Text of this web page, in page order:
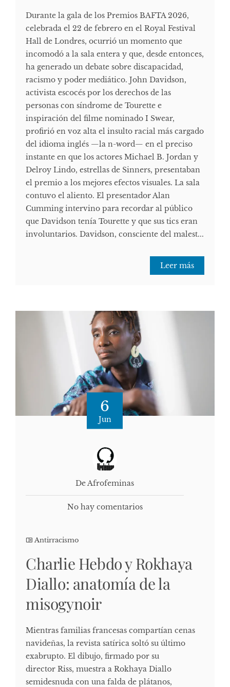
Durante la gala de los Premios BAFTA 2026,
celebrada el 22 de febrero en el Royal Festival
Hall de Londres, ocurrió un momento que
incomodó a la sala entera y que, desde entonces,
ha generado un debate sobre discapacidad,
racismo y poder mediático. John Davidson,
activista escocés por los derechos de las
personas con síndrome de Tourette e
inspiración del filme nominado I Swear,
profirió en voz alta el insulto racial más cargado
del idioma inglés —la n-word— en el preciso
instante en que los actores Michael B. Jordan y
Delroy Lindo, estrellas de Sinners, presentaban
el premio a los mejores efectos visuales. La sala
contuvo el aliento. El presentador Alan
Cumming intervino para recordar al público
que Davidson tenía Tourette y que sus tics eran
involuntarios. Davidson, consciente del malest...
Leer más
6
Jun
De Afrofeminas
No hay comentarios
Antirracismo
Charlie Hebdo y Rokhaya
Diallo: anatomía de la
misogynoir
Mientras familias francesas compartían cenas
navideñas, la revista satírica soltó su último
exabrupto. El dibujo, firmado por su
director Riss, muestra a Rokhaya Diallo
semidesnuda con una falda de plátanos,